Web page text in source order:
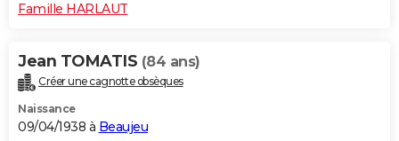
Famille HARLAUT
Jean TOMATIS (84 ans)
Créer une cagnotte obsèques
Naissance
09/04/1938 à Beaujeu